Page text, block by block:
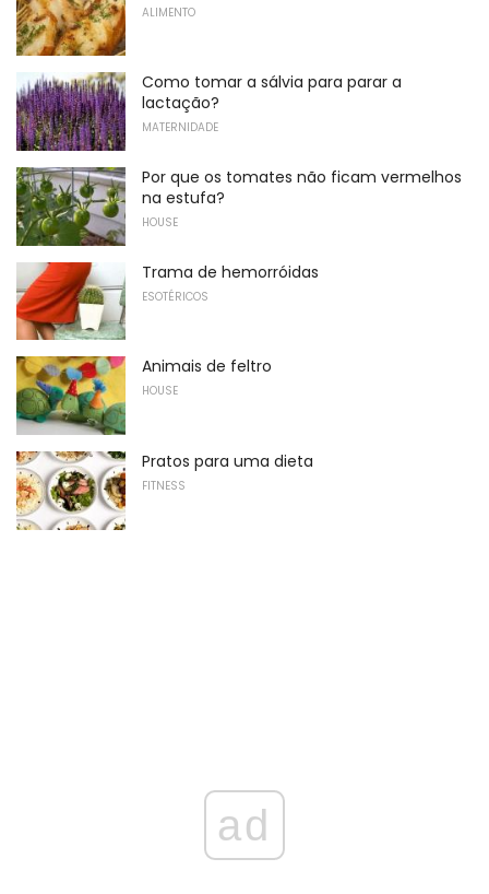
ALIMENTO
Como tomar a sálvia para parar a
lactação?
MATERNIDADE
Por que os tomates não ficam vermelhos
na estufa?
HOUSE
Trama de hemorróidas
ESOTÉRICOS
Animais de feltro
HOUSE
Pratos para uma dieta
FITNESS
ad